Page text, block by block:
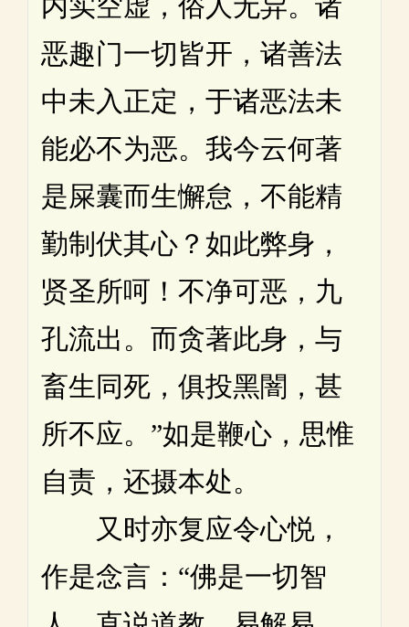
恶趣门一切皆开，诸善法
中未入正定，于诸恶法未
能必不为恶。我今云何著
是屎囊而生懈怠，不能精
勤制伏其心？如此弊身，
贤圣所呵！不净可恶，九
孔流出。而贪著此身，与
畜生同死，俱投黑闇，甚
所不应。”如是鞭心，思惟
自责，还摄本处。
又时亦复应令心悦，
作是念言：“佛是一切智